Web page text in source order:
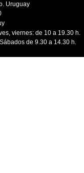
Uruguay
viernes: de 10 a 19.30 h.
de 9.30 a 14.30 h.